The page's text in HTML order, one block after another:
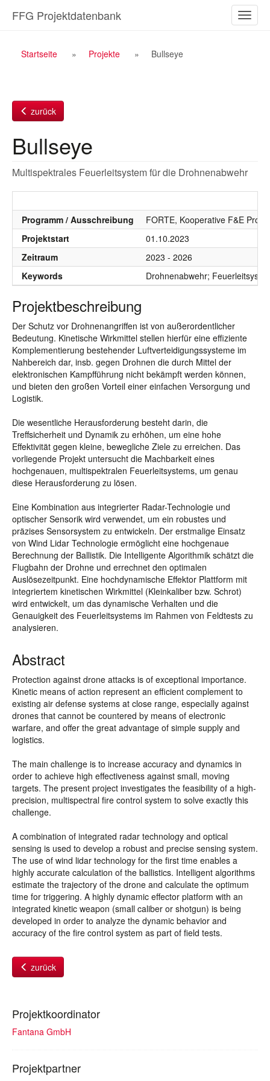
Inhalt
ein-/
FFG Projektdatenbank
Breadcrumb
Startseite Projekte Bullseye
zurück
Bullseye
Multispektrales Feuerleitsystem für die Drohnenabwehr
Programm / Ausschreibung
FORTE, Kooperative F&E
Projektstart
01.10.2023
Zeitraum
2023 - 2026
Keywords
Drohnenabwehr;
Projektbeschreibung
Der Schutz vor Drohnenangriffen ist von außerordentlicher
Bedeutung. Kinetische Wirkmittel stellen hierfür eine effiziente
Komplementierung bestehender Luftverteidigungssysteme im
Nahbereich dar, insb. gegen Drohnen die durch Mittel der
elektronischen Kampfführung nicht bekämpft werden können,
und bieten den großen Vorteil einer einfachen Versorgung und
Logistik.
Die wesentliche Herausforderung besteht darin, die
Treffsicherheit und Dynamik zu erhöhen, um eine hohe
Effektivität gegen kleine, bewegliche Ziele zu erreichen. Das
vorliegende Projekt untersucht die Machbarkeit eines
hochgenauen, multispektralen Feuerleitsystems, um genau
diese Herausforderung zu lösen.
Eine Kombination aus integrierter Radar-Technologie und
optischer Sensorik wird verwendet, um ein robustes und
präzises Sensorsystem zu entwickeln. Der erstmalige Einsatz
von Wind Lidar Technologie ermöglicht eine hochgenaue
Berechnung der Ballistik. Die Intelligente Algorithmik schätzt die
Flugbahn der Drohne und errechnet den optimalen
Auslösezeitpunkt. Eine hochdynamische Effektor Plattform mit
integriertem kinetischen Wirkmittel (Kleinkaliber bzw. Schrot)
wird entwickelt, um das dynamische Verhalten und die
Genauigkeit des Feuerleitsystems im Rahmen von Feldtests zu
analysieren.
Abstract
Protection against drone attacks is of exceptional importance.
Kinetic means of action represent an efficient complement to
existing air defense systems at close range, especially against
drones that cannot be countered by means of electronic
warfare, and offer the great advantage of simple supply and
logistics.
The main challenge is to increase accuracy and dynamics in
order to achieve high effectiveness against small, moving
targets. The present project investigates the feasibility of a high-
precision, multispectral fire control system to solve exactly this
challenge.
A combination of integrated radar technology and optical
sensing is used to develop a robust and precise sensing system.
The use of wind lidar technology for the first time enables a
highly accurate calculation of the ballistics. Intelligent algorithms
estimate the trajectory of the drone and calculate the optimum
time for triggering. A highly dynamic effector platform with an
integrated kinetic weapon (small caliber or shotgun) is being
developed in order to analyze the dynamic behavior and
accuracy of the fire control system as part of field tests.
zurück
Projektkoordinator
Fantana GmbH
Projektpartner